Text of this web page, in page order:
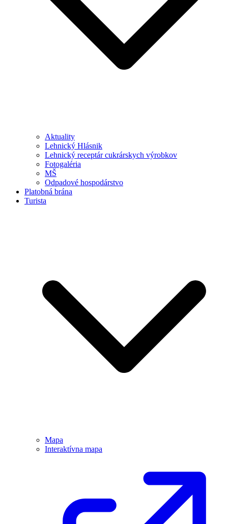
Aktuality
Lehnický Hlásnik
Lehnický receptár cukrárskych výrobkov
Fotogaléria
MŠ
Odpadové hospodárstvo
Platobná brána
Turista
Mapa
Interaktívna mapa